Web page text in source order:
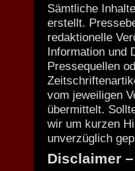
Sämtliche
erstellt.
redaktionelle
Information und
Pressequellen
vom jeweiligen
übermittelt.
wir um kurzen
unverzüglich
Disclaimer